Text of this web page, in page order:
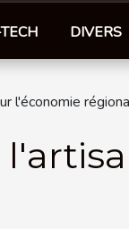
DIVERS
l'économie